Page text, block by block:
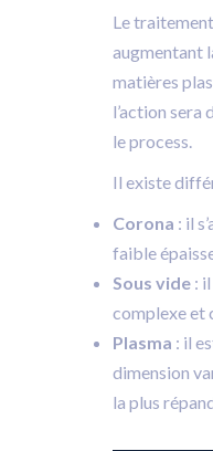
Le
augmentant
matières
l’action sera
le process.
Il existe
Corona : il
faible
Sous vide :
complexe et
Plasma : il
dimension
la plus